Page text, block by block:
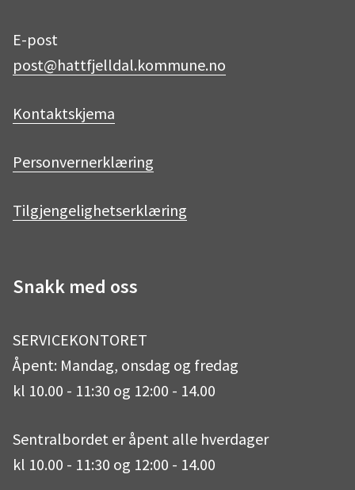
a
c
b
k
s
a
a
m
E-post
post@hattfjelldal.kommune.no
Kontaktskjema
Personvernerklæring
Tilgjengelighetserklæring
Snakk med oss
SERVICEKONTORET
Åpent: Mandag, onsdag og fredag
kl 10.00 - 11:30 og 12:00 - 14.00
Sentralbordet er åpent alle hverdager
kl 10.00 - 11:30 og 12:00 - 14.00